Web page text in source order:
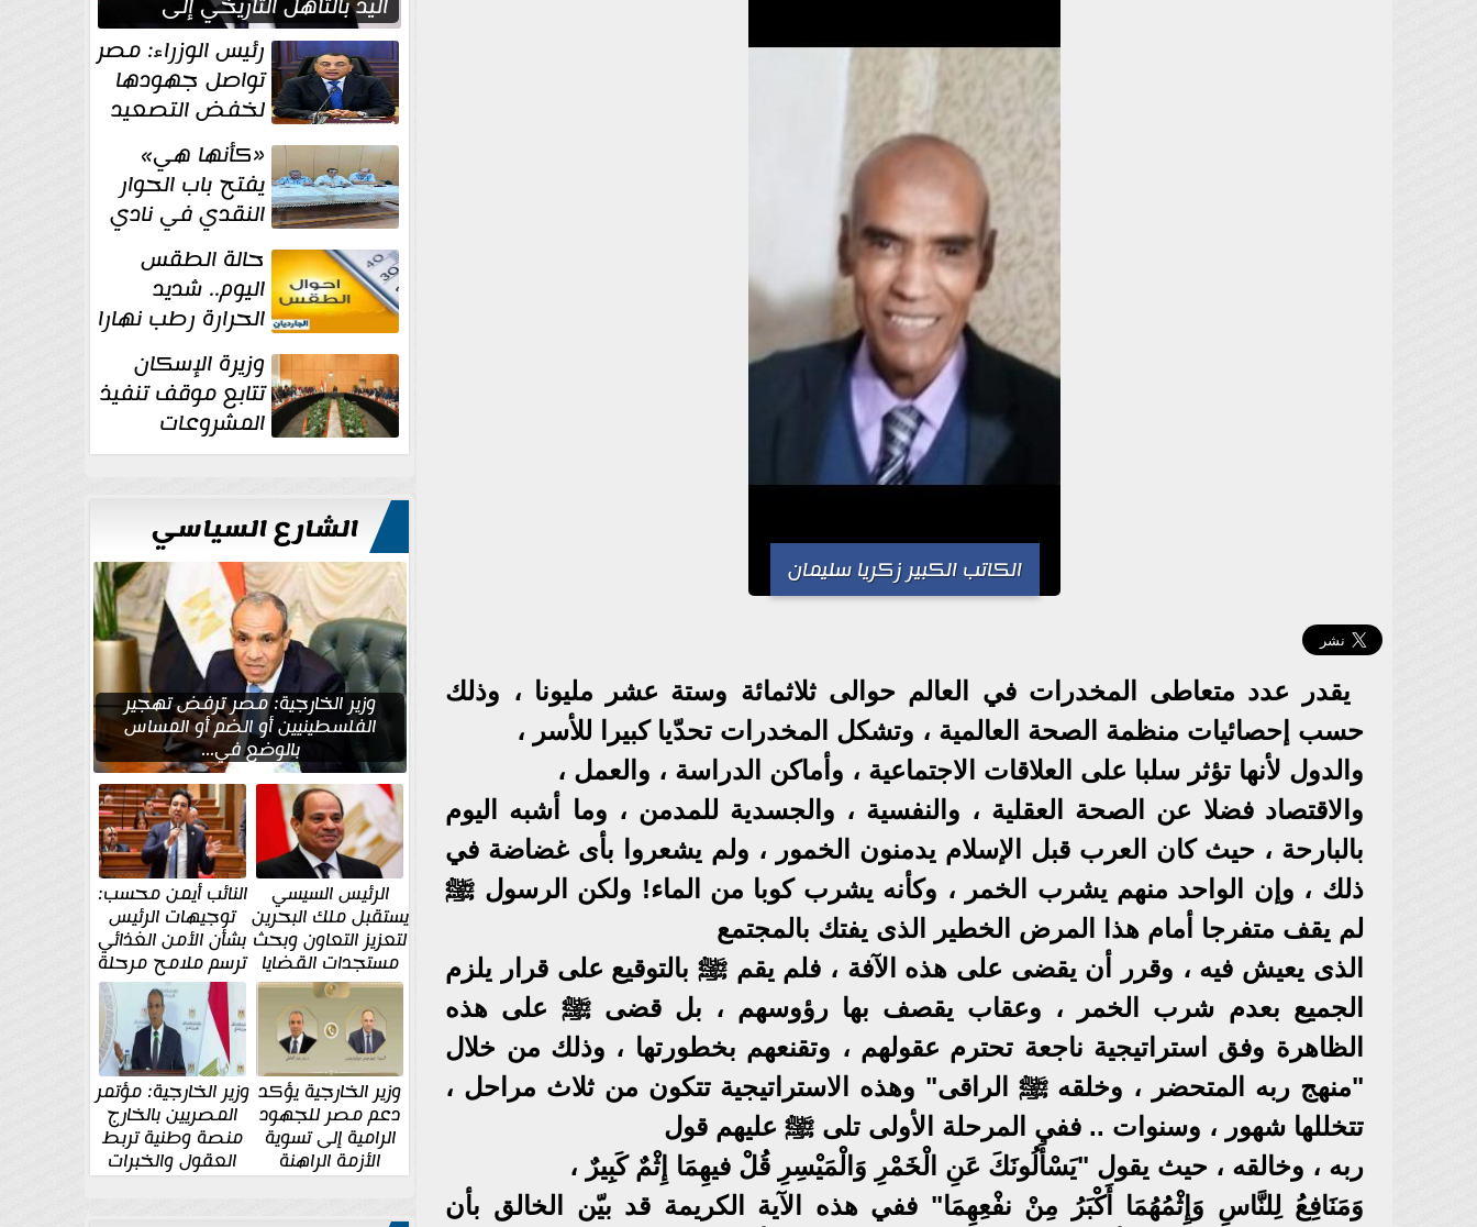
الكاتب الكبير زكريا سليمان
يقدر عدد متعاطى المخدرات في العالم حوالى ثلاثمائة وستة عشر مليونا ، وذلك
حسب إحصائيات منظمة الصحة العالمية ، وتشكل المخدرات تحدّيا كبيرا للأسر ،
والدول لأنها تؤثر سلبا على العلاقات الاجتماعية ، وأماكن الدراسة ، والعمل ،
والاقتصاد فضلا عن الصحة العقلية ، والنفسية ، والجسدية للمدمن ، وما أشبه اليوم
بالبارحة ، حيث كان العرب قبل الإسلام يدمنون الخمور ، ولم يشعروا بأى غضاضة في
ذلك ، وإن الواحد منهم يشرب الخمر ، وكأنه يشرب كوبا من الماء! ولكن الرسول ﷺ
لم يقف متفرجا أمام هذا المرض الخطير الذى يفتك بالمجتمع
الذى يعيش فيه ، وقرر أن يقضى على هذه الآفة ، فلم يقم ﷺ بالتوقيع على قرار يلزم
الجميع بعدم شرب الخمر ، وعقاب يقصف بها رؤوسهم ، بل قضى ﷺ على هذه
الظاهرة وفق استراتيجية ناجعة تحترم عقولهم ، وتقنعهم بخطورتها ، وذلك من خلال
"منهج ربه المتحضر ، وخلقه ﷺ الراقى" وهذه الاستراتيجية تتكون من ثلاث مراحل ،
تتخللها شهور ، وسنوات .. ففي المرحلة الأولى تلى ﷺ عليهم قول
ربه ، وخالقه ، حيث يقول "يَسْأَلُونَكَ عَنِ الْخَمْرِ وَالْمَيْسِرِ قُلْ فيهِمَا إِثْمٌ كَبِيرٌ ،
وَمَنَافِعُ لِلنَّاسِ وَإِثْمُهُمَا أَكْبَرُ مِنْ نفْعِهِمَا" ففي هذه الآية الكريمة قد بيّن الخالق بأن
نصف نهائي كأس العالم
رئيس الوزراء: مصر
تواصل جهودها
لخفض التصعيد
والحفاظ على
الاستقرار الإقليمي«كأنها هي»
يفتح باب الحوار
النقدي في نادي
أدب مصر الجديدة
حالة الطقس
اليوم.. شديد
الحرارة رطب نهارا
مائل للحرارة رطب
ليلا.. و... وزيرة الإسكان
تتابع موقف تنفيذ
المشروعات
والخطة
للتعميرالشارع السياسي
وزير الخارجية: مصر ترفض تهجير
الفلسطينيين أو الضم أو المساس
بالوضع في...
الرئيس السيسي
يستقبل ملك البحرين
لتعزيز التعاون وبحث
مستجدات القضايا
الإقليمية والدولية
النائب أيمن محسب:
توجيهات الرئيس
بشأن الأمن الغذائي
ترسم ملامح مرحلة
جديدة
وزير الخارجية يؤكد
دعم مصر للجهود
الرامية إلى تسوية
الأزمة الراهنة
وزير الخارجية: مؤتمر
المصريين بالخارج
منصة وطنية تربط
العقول والخبرات
المصرية بالدولة